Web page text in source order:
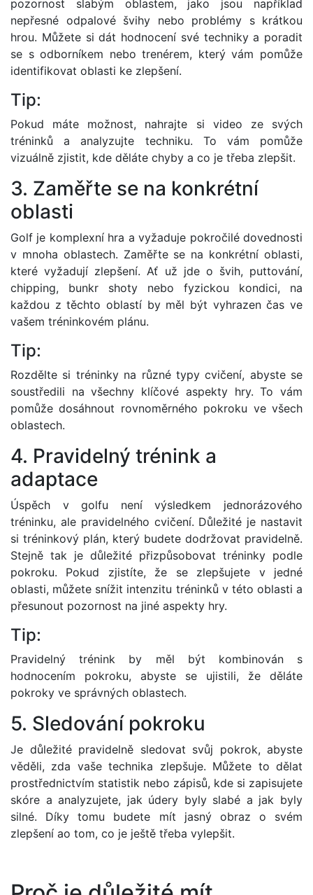
pozornost slabým oblastem, jako jsou například
nepřesné odpalové švihy nebo problémy s krátkou
hrou. Můžete si dát hodnocení své techniky a poradit
se s odborníkem nebo trenérem, který vám pomůže
identifikovat oblasti ke zlepšení.
Tip:
Pokud máte možnost, nahrajte si video ze svých
tréninků a analyzujte techniku. To vám pomůže
vizuálně zjistit, kde děláte chyby a co je třeba zlepšit.
3. Zaměřte se na konkrétní
oblasti
Golf je komplexní hra a vyžaduje pokročilé dovednosti
v mnoha oblastech. Zaměřte se na konkrétní oblasti,
které vyžadují zlepšení. Ať už jde o švih, puttování,
chipping, bunkr shoty nebo fyzickou kondici, na
každou z těchto oblastí by měl být vyhrazen čas ve
vašem tréninkovém plánu.
Tip:
Rozdělte si tréninky na různé typy cvičení, abyste se
soustředili na všechny klíčové aspekty hry. To vám
pomůže dosáhnout rovnoměrného pokroku ve všech
oblastech.
4. Pravidelný trénink a
adaptace
Úspěch v golfu není výsledkem jednorázového
tréninku, ale pravidelného cvičení. Důležité je nastavit
si tréninkový plán, který budete dodržovat pravidelně.
Stejně tak je důležité přizpůsobovat tréninky podle
pokroku. Pokud zjistíte, že se zlepšujete v jedné
oblasti, můžete snížit intenzitu tréninků v této oblasti a
přesunout pozornost na jiné aspekty hry.
Tip:
Pravidelný trénink by měl být kombinován s
hodnocením pokroku, abyste se ujistili, že děláte
pokroky ve správných oblastech.
5. Sledování pokroku
Je důležité pravidelně sledovat svůj pokrok, abyste
věděli, zda vaše technika zlepšuje. Můžete to dělat
prostřednictvím statistik nebo zápisů, kde si zapisujete
skóre a analyzujete, jak údery byly slabé a jak byly
silné. Díky tomu budete mít jasný obraz o svém
zlepšení ao tom, co je ještě třeba vylepšit.